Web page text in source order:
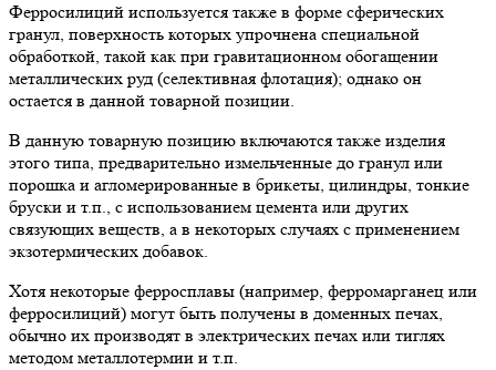
Ферросилиций используется также в форме сферических
гранул, поверхность которых упрочнена специальной
обработкой, такой как при гравитационном обогащении
металлических руд (селективная флотация); однако он
остается в данной товарной позиции.
В данную товарную позицию включаются также изделия
этого типа, предварительно измельченные до гранул или
порошка и агломерированные в брикеты, цилиндры, тонкие
бруски и т.п., с использованием цемента или других
связующих веществ, а в некоторых случаях с применением
экзотермических добавок.
Хотя некоторые ферросплавы (например, ферромарганец или
ферросилиций) могут быть получены в доменных печах,
обычно их производят в электрических печах или тиглях
методом металлотермии и т.п.